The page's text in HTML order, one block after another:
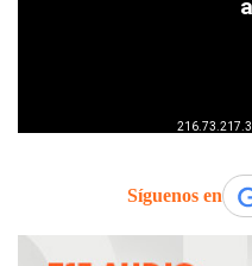
Síguenos en